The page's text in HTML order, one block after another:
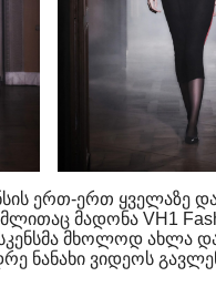
ერთ-ერთ ყველაზე
მადონა VH1
მხოლოდ ახლა
ნანახი ვიდეოს